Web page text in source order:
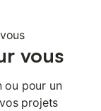
vous
ou pour un
projets